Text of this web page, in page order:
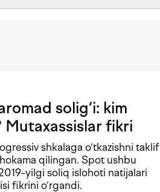
solig‘i: kim
Mutaxassislar fikri
shkalaga o‘tkazishni taklif
qilingan. Spot ushbu
yilgi soliq islohoti natijalari
fikrini o‘rgandi.